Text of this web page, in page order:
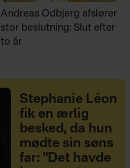
Andreas Odbjerg afslører
stor beslutning: Slut efter
to år
Stephanie Léon
fik en ærlig
besked, da hun
mødte sin søns
far: "Det havde